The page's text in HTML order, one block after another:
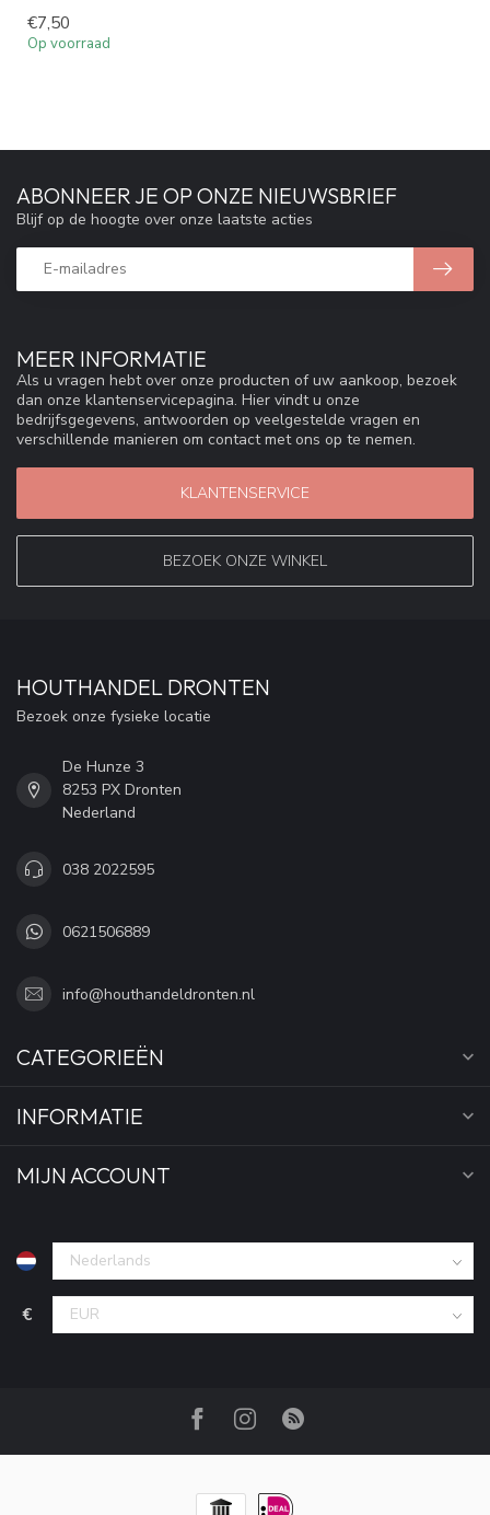
€7,50
Op voorraad
MEER INFORMATIE
Als u vragen hebt over onze producten of uw aankoop, bezoek
dan onze klantenservicepagina. Hier vindt u onze
bedrijfsgegevens, antwoorden op veelgestelde vragen en
verschillende manieren om contact met ons op te nemen.
KLANTENSERVICE
BEZOEK ONZE WINKEL
ABONNEER JE OP ONZE NIEUWSBRIEF
Blijf op de hoogte over onze laatste acties
HOUTHANDEL DRONTEN
Bezoek onze fysieke locatie
De Hunze 3
8253 PX Dronten
Nederland
038 2022595
0621506889
info@houthandeldronten.nl
CATEGORIEËN
INFORMATIE
MIJN ACCOUNT
€